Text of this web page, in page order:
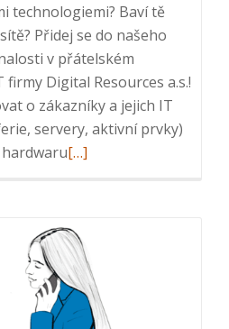
technologiemi? Baví tě
Přidej se do našeho
v přátelském
Digital Resources a.s.!
o zákazníky a jejich IT
servery, aktivní prvky)
Read
IT
technik
[…]